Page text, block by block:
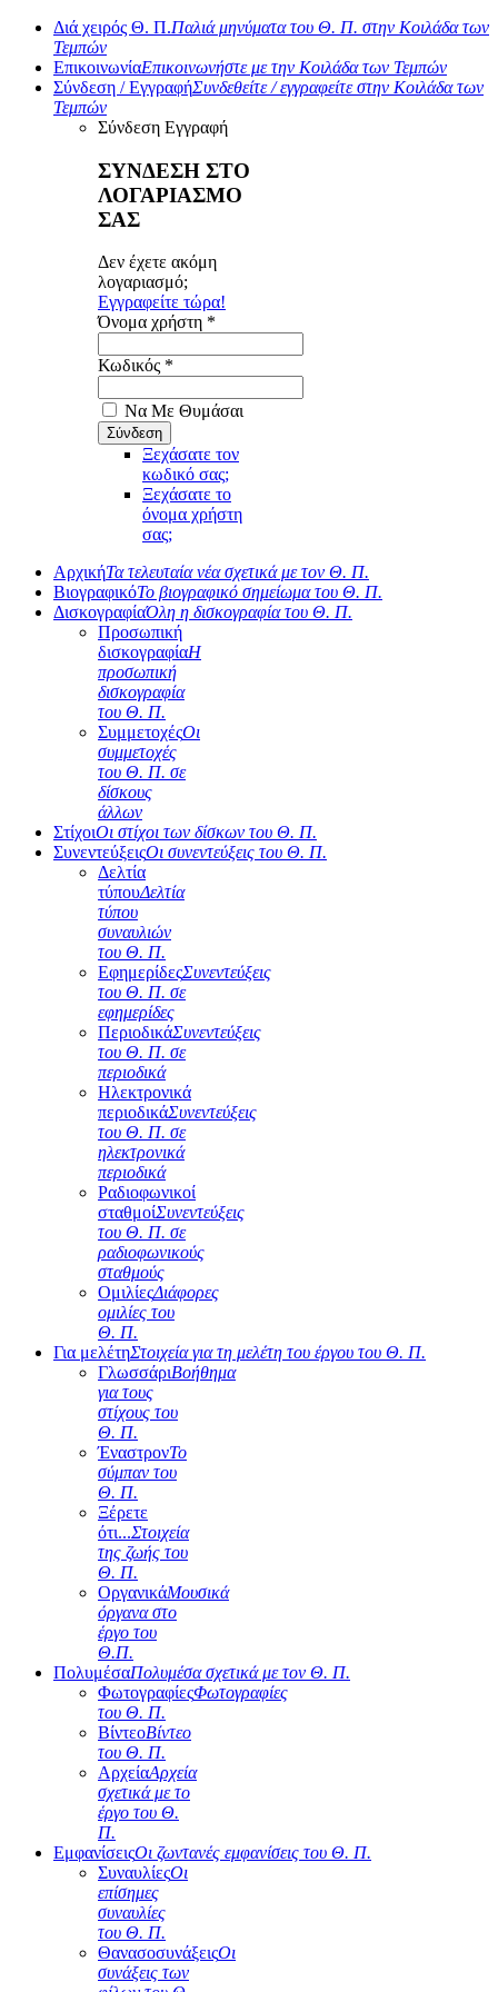
Διά χειρός Θ. Π.Παλιά μηνύματα του Θ. Π. στην Κοιλάδα των
Τεμπών
ΕπικοινωνίαΕπικοινωνήστε με την Κοιλάδα των Τεμπών
Σύνδεση / ΕγγραφήΣυνδεθείτε / εγγραφείτε στην Κοιλάδα των
Τεμπών
Σύνδεση Εγγραφή
ΣΥΝΔΕΣΗ ΣΤΟ
ΛΟΓΑΡΙΑΣΜΟ
ΣΑΣ
Δεν έχετε ακόμη
λογαριασμό;
Εγγραφείτε τώρα!
Όνομα χρήστη *
Κωδικός *
Να Με Θυμάσαι
Ξεχάσατε τον
κωδικό σας;
Ξεχάσατε το
όνομα χρήστη
σας;
ΑρχικήΤα τελευταία νέα σχετικά με τον Θ. Π.
ΒιογραφικόΤο βιογραφικό σημείωμα του Θ. Π.
ΔισκογραφίαΌλη η δισκογραφία του Θ. Π.
Προσωπική
δισκογραφίαΗ
προσωπική
δισκογραφία
του Θ. Π.
ΣυμμετοχέςΟι
συμμετοχές
του Θ. Π. σε
δίσκους
άλλων
ΣτίχοιΟι στίχοι των δίσκων του Θ. Π.
ΣυνεντεύξειςΟι συνεντεύξεις του Θ. Π.
Δελτία
τύπουΔελτία
τύπου
συναυλιών
του Θ. Π.
ΕφημερίδεςΣυνεντεύξεις
του Θ. Π. σε
εφημερίδες
ΠεριοδικάΣυνεντεύξεις
του Θ. Π. σε
περιοδικά
Ηλεκτρονικά
περιοδικάΣυνεντεύξεις
του Θ. Π. σε
ηλεκτρονικά
περιοδικά
Ραδιοφωνικοί
σταθμοίΣυνεντεύξεις
του Θ. Π. σε
ραδιοφωνικούς
σταθμούς
ΟμιλίεςΔιάφορες
ομιλίες του
Θ. Π.
Για μελέτηΣτοιχεία για τη μελέτη του έργου του Θ. Π.
ΓλωσσάριΒοήθημα
για τους
στίχους του
Θ. Π.
ΈναστρονΤο
σύμπαν του
Θ. Π.
Ξέρετε
ότι...Στοιχεία
της ζωής του
Θ. Π.
ΟργανικάΜουσικά
όργανα στο
έργο του
Θ.Π.
ΠολυμέσαΠολυμέσα σχετικά με τον Θ. Π.
ΦωτογραφίεςΦωτογραφίες
του Θ. Π.
ΒίντεοΒίντεο
του Θ. Π.
ΑρχείαΑρχεία
σχετικά με το
έργο του Θ.
Π.
ΕμφανίσειςΟι ζωντανές εμφανίσεις του Θ. Π.
ΣυναυλίεςΟι
επίσημες
συναυλίες
του Θ. Π.
ΘανασοσυνάξειςΟι
συνάξεις των